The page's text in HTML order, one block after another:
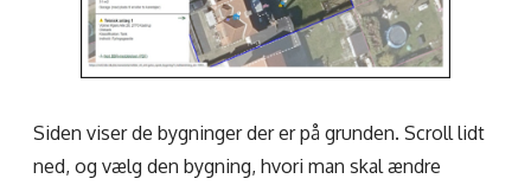
Siden viser de bygninger der er på grunden. Scroll lidt
ned, og vælg den bygning, hvori man skal ændre